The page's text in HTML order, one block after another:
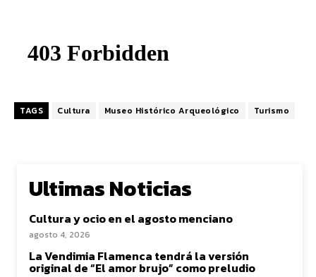
TAGS Cultura Museo Histórico Arqueológico Turismo
Ultimas Noticias
Cultura y ocio en el agosto menciano
agosto 4, 2026
La Vendimia Flamenca tendrá la versión
original de “El amor brujo” como preludio